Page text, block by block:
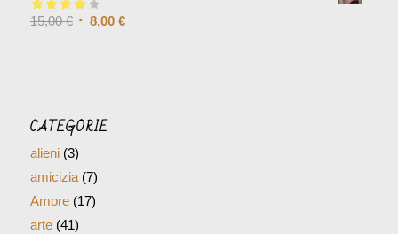
Valutato4.00
15,00€ 8,00 €
CATEGORIE
alieni(3)
amicizia(7)
Amore(17)
arte(41)